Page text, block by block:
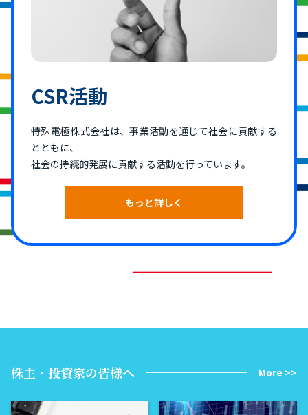
CSR活動
特殊電極株式会社は、事業活動を通じて社会に貢献する
とともに、
社会の持続的発展に貢献する活動を行っています。
もっと詳しく
株主・投資家の皆様へ More >>